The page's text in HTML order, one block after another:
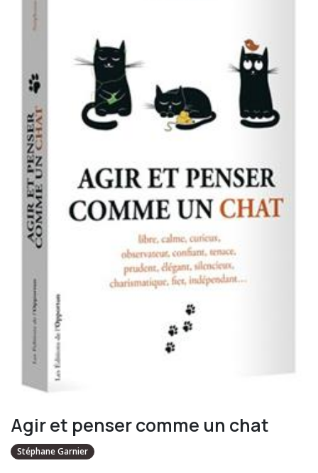
Agir et penser comme un chat
Stéphane Garnier